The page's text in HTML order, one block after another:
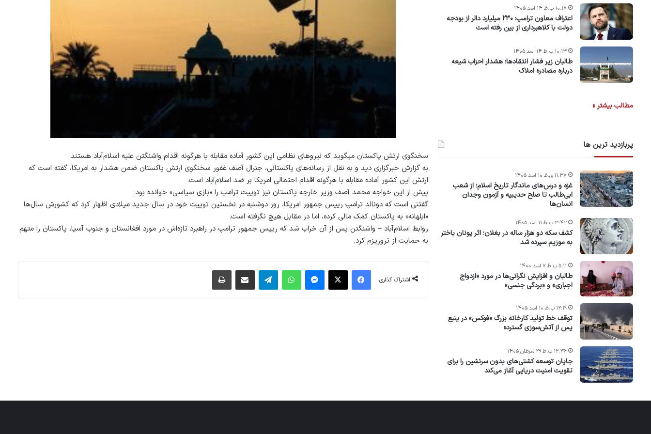
سخنگوی ارتش پاکستان می‎گوید که نیروهای نظامی این کشور آماده مقابله با هرگونه اقدام واشنگتن علیه اسلام‌آباد هستند.
به گزارش خبرگزاری دید و به نقل از رسانه‌های پاکستانی، جنرال آصف غفور سخنگوی ارتش پاکستان ضمن هشدار به امریکا، گفته است که
ارتش این کشور آماده مقابله با هرگونه اقدام احتمالی امریکا بر ضد اسلام‌آباد است.
پیش از این خواجه محمد آصف وزیر خارجه پاکستان نیز توییت ترامپ را «بازی سیاسی» خوانده بود.
گفتنی است که دونالد ترامپ رییس جمهور امریکا، روز دوشنبه در نخستین توییت خود در سال جدید میلادی اظهار کرد که کشورش سال‌ها
«ابلهانه» به پاکستان کمک مالی کرده، اما در مقابل هیچ نگرفته است.
روابط اسلام‌آباد – واشنگتن پس از آن خراب شد که رییس جمهور ترامپ در راهبرد تازه‌اش در مورد افغانستان و جنوب آسیا، پاکستان را متهم
به حمایت از تروریزم کرد.
اشتراک گذاری
فیس بوک X پیام رسان واتس آپ تلگرام اشتراک گذاری از طریق ایمیل
اعتراف معاون ترامپ: ۲۳۰ میلیارد دالر از بودجه
دولت با کلاهبرداری از بین رفته است
۱۰:۱۸ ب.ظ ۱۴ اسد ۱۴۰۵
طالبان زیر فشار انتقادها؛ هشدار احزاب شیعه
درباره مصادره‌ املاک
۱۰:۱۳ ب.ظ ۱۴ اسد ۱۴۰۵
مطالب بیشتر »
پربازدید ترین ها
غزه و درس‌های ماندگار تاریخ اسلام؛ از شعب
ابی‌طالب تا صلح حدیبیه و آزمون وجدان
انسان‌ها
۱۱:۳۷ ق.ظ ۱۰ اسد ۱۴۰۵
کشف سکه دو هزار ساله در بغلان؛ اثر یونان باختر
به موزیم سپرده شد
۳:۴۲ ب.ظ ۱۱ اسد ۱۴۰۵
طالبان و افزایش نگرانی‌ها در مورد «ازدواج
اجباری» و «بردگی جنسی»
۵:۱۱ ب.ظ ۷ اسد ۱۴۰۰
توقف خط تولید کارخانه بزرگ «فوکس» در ینبع
پس از آتش‌سوزی گسترده
۱۲:۱۹ ب.ظ ۱۰ اسد ۱۴۰۵
جاپان توسعه کشتی‌های بدون سرنشین را برای
تقویت امنیت دریایی آغاز می‌کند
۱۲:۳۶ ب.ظ ۲۹ سرطان ۱۴۰۵